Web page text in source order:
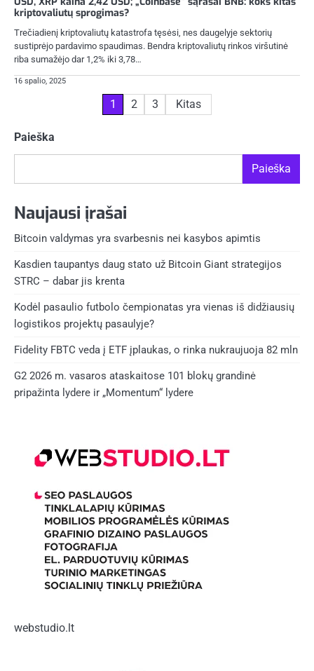
kriptovaliutų sprogimas?
Trečiadienį kriptovaliutų katastrofa tęsėsi, nes daugelyje sektorių
sustiprėjo pardavimo spaudimas. Bendra kriptovaliutų rinkos viršutinė
riba sumažėjo dar 1,2% iki 3,78…
16 spalio, 2025
puslapiavimas
1 2 3 Kitas
Paieška
Paieška
Naujausi įrašai
Bitcoin valdymas yra svarbesnis nei kasybos apimtis
Kasdien taupantys daug stato už Bitcoin Giant strategijos
STRC – dabar jis krenta
Kodėl pasaulio futbolo čempionatas yra vienas iš didžiausių
logistikos projektų pasaulyje?
Fidelity FBTC veda į ETF įplaukas, o rinka nukraujuoja 82 mln
G2 2026 m. vasaros ataskaitose 101 blokų grandinė
pripažinta lydere ir „Momentum“ lydere
webstudio.lt